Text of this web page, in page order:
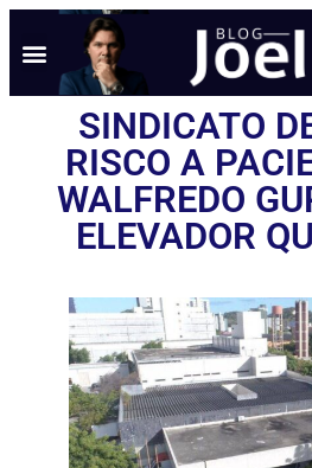
SINDICATO
RISCO A
WALFREDO
ELEVADOR